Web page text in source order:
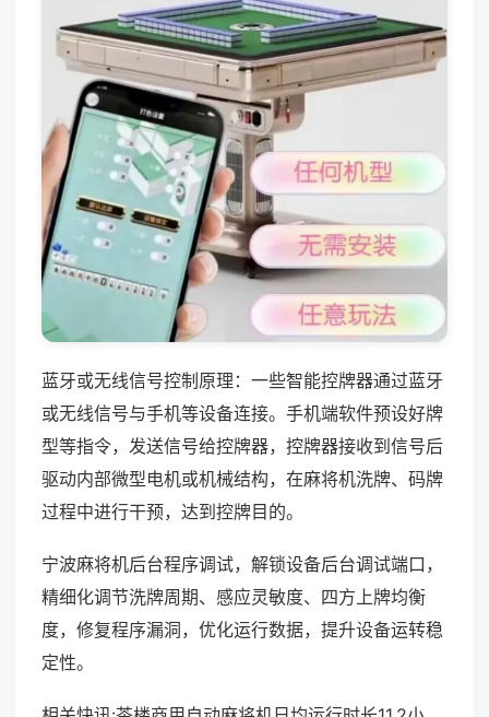
蓝牙或无线信号控制原理：一些智能控牌器通过蓝牙
或无线信号与手机等设备连接。手机端软件预设好牌
型等指令，发送信号给控牌器，控牌器接收到信号后
驱动内部微型电机或机械结构，在麻将机洗牌、码牌
过程中进行干预，达到控牌目的。
宁波麻将机后台程序调试，解锁设备后台调试端口，
精细化调节洗牌周期、感应灵敏度、四方上牌均衡
度，修复程序漏洞，优化运行数据，提升设备运转稳
定性。